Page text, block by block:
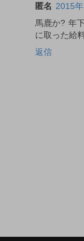
匿名 2015
馬鹿か? 年
に取った給
返信